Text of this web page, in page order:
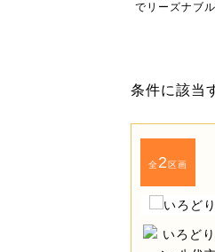
でリーズナブ
条件に該当
全2 区画